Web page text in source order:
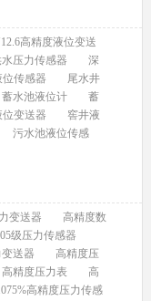
高精度液位变送
压力传感器
深
位传感器
尾水井
蓄水池液位计
蓄
位变送器
窖井液
污水池液位传感
变送器
高精度数
级压力传感器
送器
高精度压
高精度压力表
高
高精度压力传感